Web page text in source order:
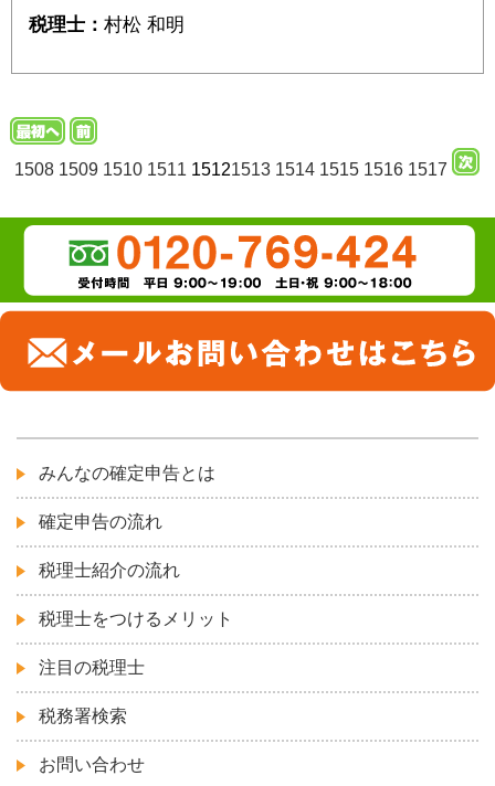
税理士： 村松 和明
1508 1509 1510 1511 15121513 1514 1515 1516 1517
みんなの確定申告とは
確定申告の流れ
税理士紹介の流れ
税理士をつけるメリット
注目の税理士
税務署検索
お問い合わせ